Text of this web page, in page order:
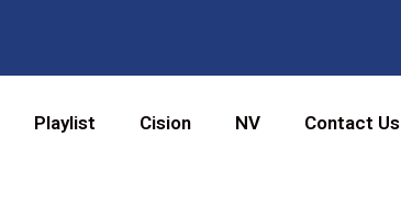
Playlist Cision NV Contact Us